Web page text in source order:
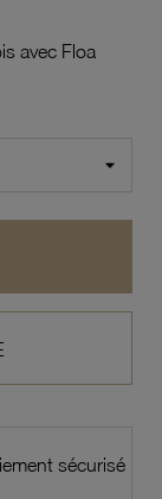
avec Floa
sécurisé